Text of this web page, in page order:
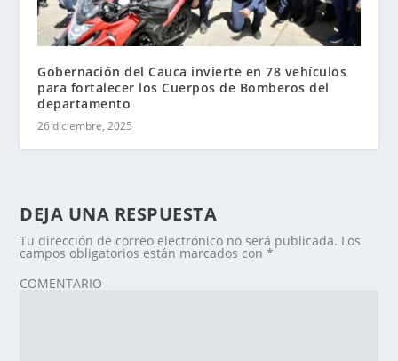
Gobernación del Cauca invierte en 78 vehículos
para fortalecer los Cuerpos de Bomberos del
departamento
26 diciembre, 2025
DEJA UNA RESPUESTA
Tu dirección de correo electrónico no será publicada. Los
campos obligatorios están marcados con*
COMENTARIO